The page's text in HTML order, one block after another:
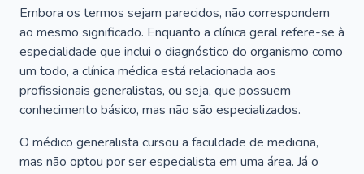
Embora os termos sejam parecidos, não correspondem
ao mesmo significado. Enquanto a clínica geral refere-se à
especialidade que inclui o diagnóstico do organismo como
um todo, a clínica médica está relacionada aos
profissionais generalistas, ou seja, que possuem
conhecimento básico, mas não são especializados.
O médico generalista cursou a faculdade de medicina,
mas não optou por ser especialista em uma área. Já o